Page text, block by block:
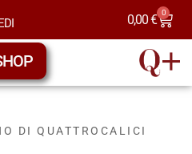
0,00€ 0
DI QUATTROCALICI